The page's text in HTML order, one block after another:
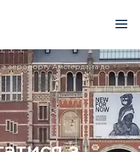
з аеропорту Амстердама до